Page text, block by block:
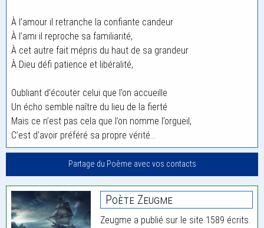
À l’amour il retranche la confiante candeur
À l’ami il reproche sa familiarité,
À cet autre fait mépris du haut de sa grandeur
À Dieu défi patience et libéralité,
Oubliant d’écouter celui que l’on accueille
Un écho semble naître du lieu de la fierté
Mais ce n’est pas cela que l’on nomme l’orgueil,
C’est d’avoir préféré sa propre vérité…
Partage du Poème avec vos contacts
Poète Zeugme
Zeugme a publié sur le site 1589 écrits.